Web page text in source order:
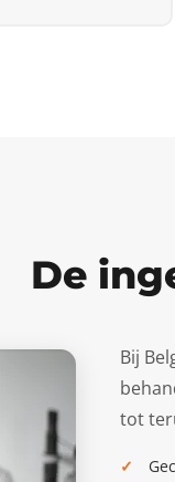
De
Bij
tot